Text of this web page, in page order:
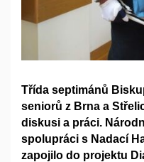
Třída septimánů
seniorů z Brna a
diskusi a práci.
spolupráci s Nadací
zapojilo do projektu